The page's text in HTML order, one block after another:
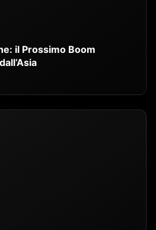
il Prossimo Boom